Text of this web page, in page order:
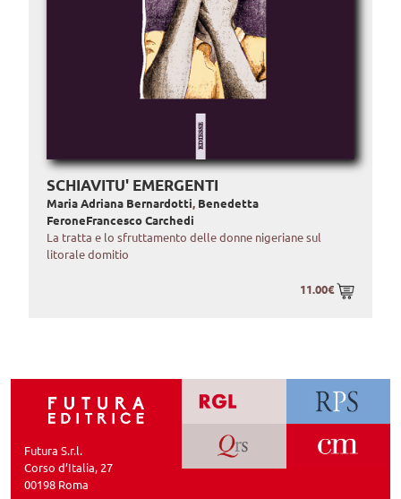
SCHIAVITU' EMERGENTI
Maria Adriana Bernardotti, Benedetta
FeroneFrancesco Carchedi
La tratta e lo sfruttamento delle donne nigeriane sul
litorale domitio
11.00€
Futura S.r.l.
Corso d’Italia, 27
00198 Roma